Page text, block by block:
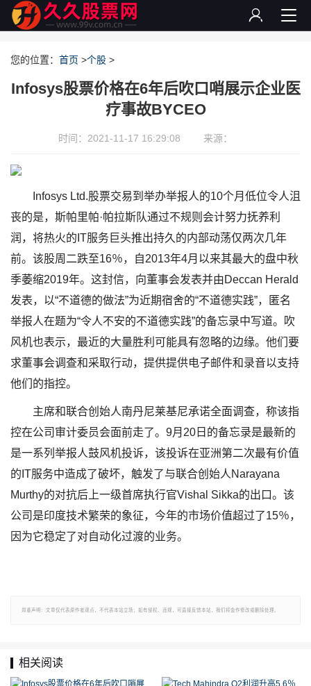
您的位置： 首页 >个股 >
Infosys股票价格在6年后吹口哨展示企业医
疗事故BYCEO
时间：2021-11-17 16:29:08 来源：
Infosys Ltd.股票交易到举办举报人的10个月低位令人沮
丧的是，斯帕里帕·帕拉斯队通过不规则会计努力抚养利
润，将热火的IT服务巨头推出持久的内部动荡仅两次几年
前。该股周二跌至16％，自2013年4月以来其最大的盘中秋
季萎缩2019年。这封信，向董事会发表并由Deccan Herald
发表，以“不道德的做法”为近期宿舍的“不道德实践”，匿名
举报人在题为“令人不安的不道德实践”的备忘录中写道。吹
风机也表示，最近的大量胜利可能具有忽略的边缘。他们要
求董事会调查和采取行动，提供提供电子邮件和录音以支持
他们的指控。
主席和联合创始人南丹尼莱基尼承诺全面调查，称该指
控在公司审计委员会面前走了。9月20日的备忘录是最新的
是一系列举报人鼓风机投诉，该投诉在亚洲第二次最有价值
的IT服务中造成了破坏，触发了与联合创始人Narayana
Murthy的对抗后上一级首席执行官Vishal Sikka的出口。该
公司是印度技术繁荣的象征，今年的市场价值超过了15％，
因为它稳定了对自动化过渡的业务。
郑重声明：文章仅代表原作者观点，不代表本站立场；如有侵权、违规，可直接反馈本站，我们将会作修改或删除处理。
相关阅读